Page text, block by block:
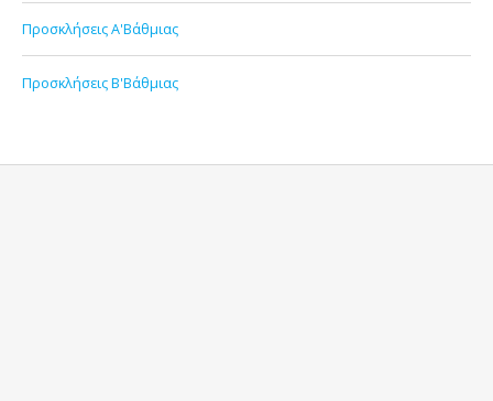
Προσκλήσεις Α'Βάθμιας
Προσκλήσεις Β'Βάθμιας